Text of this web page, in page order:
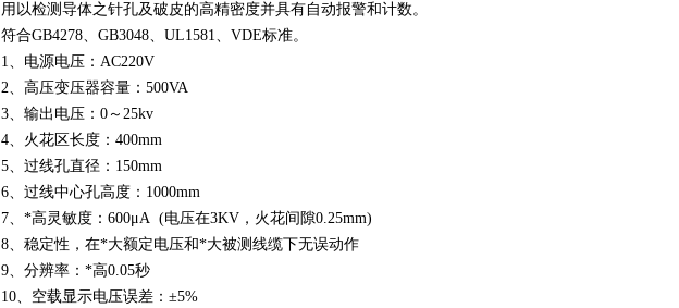
用以检测导体之针孔及破皮的高精密度并具有自动报警和计数。
符合GB4278、GB3048、UL1581、VDE标准。
1、电源电压：AC220V
2、高压变压器容量：500VA
3、输出电压：0～25kv
4、火花区长度：400mm
5、过线孔直径：150mm
6、过线中心孔高度：1000mm
7、*高灵敏度：600μA (电压在3KV，火花间隙0.25mm)
8、稳定性，在*大额定电压和*大被测线缆下无误动作
9、分辨率：*高0.05秒
10、空载显示电压误差：±5%